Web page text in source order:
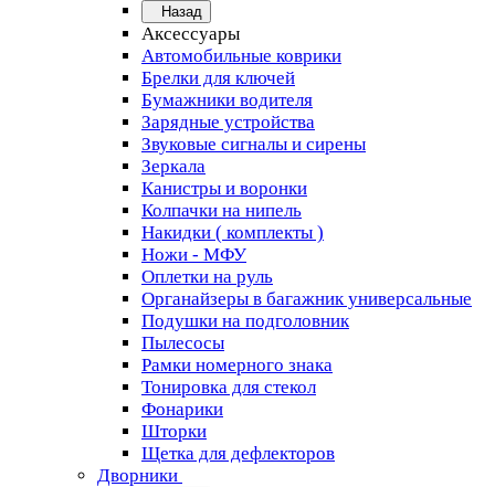
Назад
Аксессуары
Автомобильные коврики
Брелки для ключей
Бумажники водителя
Зарядные устройства
Звуковые сигналы и сирены
Зеркала
Канистры и воронки
Колпачки на нипель
Накидки ( комплекты )
Ножи - МФУ
Оплетки на руль
Органайзеры в багажник универсальные
Подушки на подголовник
Пылесосы
Рамки номерного знака
Тонировка для стекол
Фонарики
Шторки
Щетка для дефлекторов
Дворники